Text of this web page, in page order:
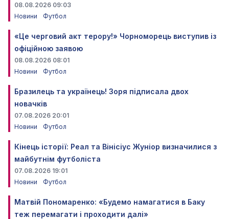
08.08.2026 09:03
Новини
Футбол
«Це черговий акт терору!» Чорноморець виступив із
офіційною заявою
08.08.2026 08:01
Новини
Футбол
Бразилець та українець! Зоря підписала двох
новачків
07.08.2026 20:01
Новини
Футбол
Кінець історії: Реал та Вінісіус Жуніор визначилися з
майбутнім футболіста
07.08.2026 19:01
Новини
Футбол
Матвій Пономаренко: «Будемо намагатися в Баку
теж перемагати і проходити далі»